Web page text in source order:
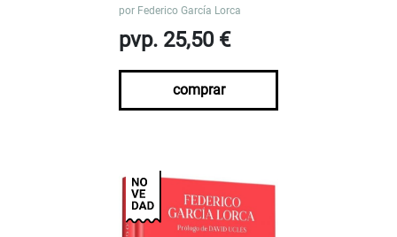
por Federico García Lorca
pvp. 25,50 €
comprar